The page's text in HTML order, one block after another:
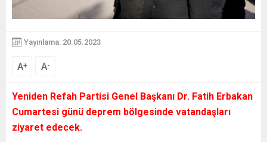
Yayınlama: 20.05.2023
A+ A-
Yeniden Refah Partisi Genel Başkanı Dr. Fatih Erbakan
Cumartesi günü deprem bölgesinde vatandaşları
ziyaret edecek.